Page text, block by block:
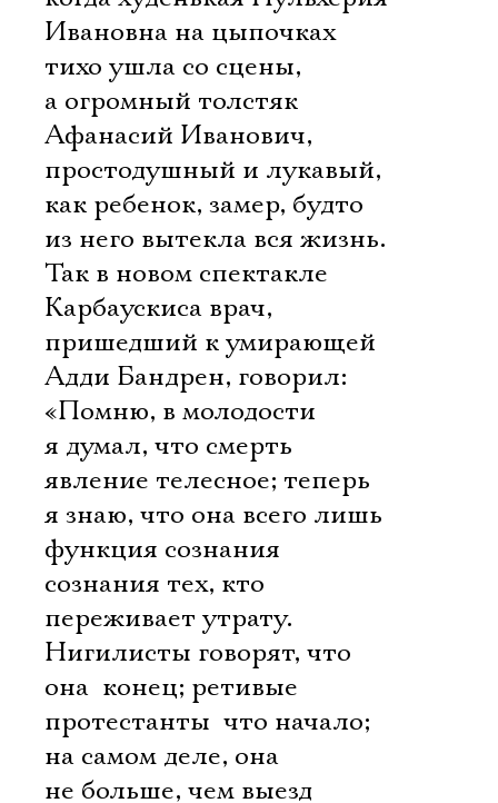
Ивановна на цыпочках
тихо ушла со сцены,
а огромный толстяк
Афанасий Иванович,
простодушный и лукавый,
как ребенок, замер, будто
из него вытекла вся жизнь.
Так в новом спектакле
Карбаускиса врач,
пришедший к умирающей
Адди Бандрен, говорил:
«Помню, в молодости
я думал, что смерть 
явление телесное; теперь
я знаю, что она всего лишь
функция сознания 
сознания тех, кто
переживает утрату.
Нигилисты говорят, что
она  конец; ретивые
протестанты  что начало;
на самом деле, она
не больше, чем выезд